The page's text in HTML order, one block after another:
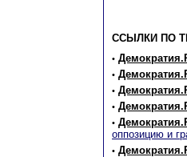
ССЫЛКИ ПО
•
•
•
•
•
оппозицию и
•